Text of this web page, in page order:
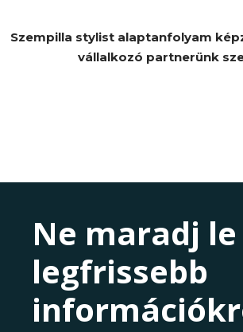
Szempilla stylist alaptanfolyam
vállalkozó partnerünk
Ne maradj le
legfrissebb